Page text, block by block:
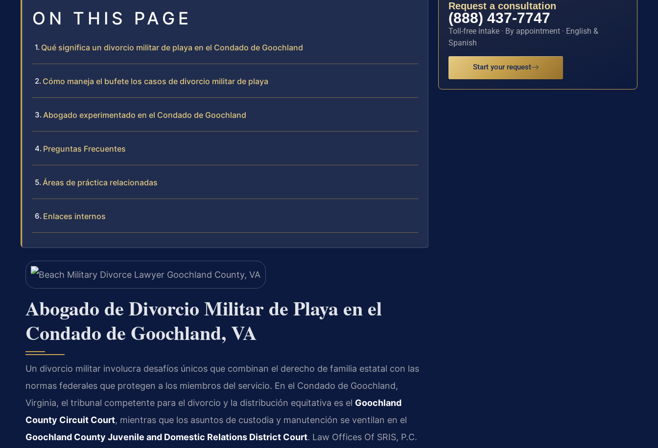
ON THIS PAGE
Qué significa un divorcio militar de playa en el Condado de Goochland
Cómo maneja el bufete los casos de divorcio militar de playa
Abogado experimentado en el Condado de Goochland
Preguntas Frecuentes
Áreas de práctica relacionadas
Enlaces internos
Abogado de Divorcio Militar de Playa en el
Condado de Goochland, VA
Un divorcio militar involucra desafíos únicos que combinan el derecho de familia estatal con las
normas federales que protegen a los miembros del servicio. En el Condado de Goochland,
Virginia, el tribunal competente para el divorcio y la distribución equitativa es el Goochland
County Circuit Court, mientras que los asuntos de custodia y manutención se ventilan en el
Goochland County Juvenile and Domestic Relations District Court. Law Offices Of SRIS, P.C.
Request a consultation
(888) 437-7747
Toll-free intake · By appointment · English &
Spanish
Start your request